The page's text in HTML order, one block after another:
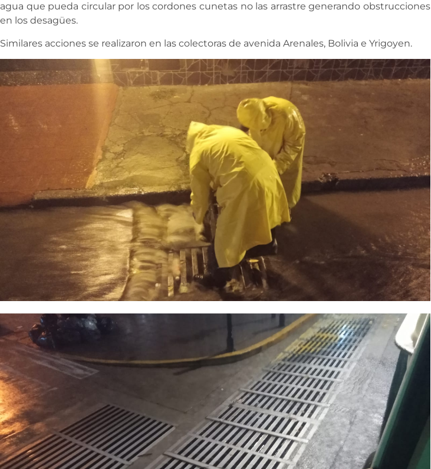
agua que pueda circular por los cordones cunetas no las arrastre generando obstrucciones
en los desagües.
Similares acciones se realizaron en las colectoras de avenida Arenales, Bolivia e Yrigoyen.